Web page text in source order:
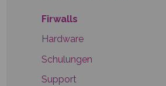
Firwalls
Hardware
Schulungen
Support